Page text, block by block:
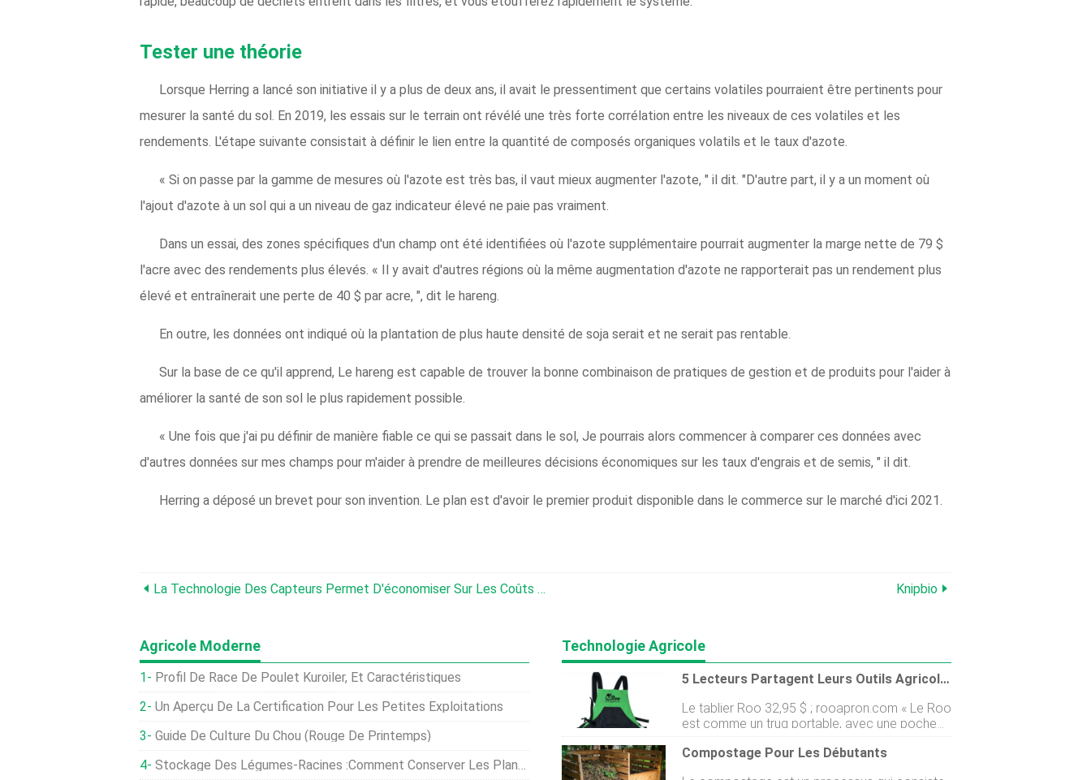
Tester une théorie
Lorsque Herring a lancé son initiative il y a plus de deux ans, il avait le pressentiment que certains volatiles pourraient être pertinents pour
mesurer la santé du sol. En 2019, les essais sur le terrain ont révélé une très forte corrélation entre les niveaux de ces volatiles et les
rendements. L'étape suivante consistait à définir le lien entre la quantité de composés organiques volatils et le taux d'azote.
« Si on passe par la gamme de mesures où l'azote est très bas, il vaut mieux augmenter l'azote, " il dit. "D'autre part, il y a un moment où
l'ajout d'azote à un sol qui a un niveau de gaz indicateur élevé ne paie pas vraiment.
Dans un essai, des zones spécifiques d'un champ ont été identifiées où l'azote supplémentaire pourrait augmenter la marge nette de 79 $
l'acre avec des rendements plus élevés. « Il y avait d'autres régions où la même augmentation d'azote ne rapporterait pas un rendement plus
élevé et entraînerait une perte de 40 $ par acre, ", dit le hareng.
En outre, les données ont indiqué où la plantation de plus haute densité de soja serait et ne serait pas rentable.
Sur la base de ce qu'il apprend, Le hareng est capable de trouver la bonne combinaison de pratiques de gestion et de produits pour l'aider à
améliorer la santé de son sol le plus rapidement possible.
« Une fois que j'ai pu définir de manière fiable ce qui se passait dans le sol, Je pourrais alors commencer à comparer ces données avec
d'autres données sur mes champs pour m'aider à prendre de meilleures décisions économiques sur les taux d'engrais et de semis, " il dit.
Herring a déposé un brevet pour son invention. Le plan est d'avoir le premier produit disponible dans le commerce sur le marché d'ici 2021.
La Technologie Des Capteurs Permet D'économiser Sur Les Coûts D'eau Et De Carburant Knipbio
Agricole Moderne
Profil De Race De Poulet Kuroiler, Et Caractéristiques
Un Aperçu De La Certification Pour Les Petites Exploitations
Guide De Culture Du Chou (rouge De Printemps)
Stockage Des Légumes-Racines :Comment Conserver Les Plantes-Racines Dans Le Sable
Technologie Agricole
5 Lecteurs Partagent Leurs Outils Agricoles Préférés Pour L'automne
Le tablier Roo 32,95 $ ; rooapron.com « Le Roo
est comme un trug portable, avec une poche
spacieuse pour rassembler les légumes et les
œufs. La tige en toile rembourrée protège
Compostage Pour Les Débutants